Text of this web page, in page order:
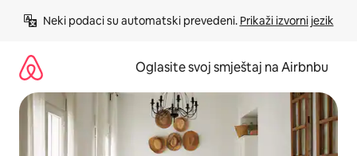
Neki podaci su automatski prevedeni. Prikaži izvorni jezik
Oglasite svoj smještaj na Airbnbu